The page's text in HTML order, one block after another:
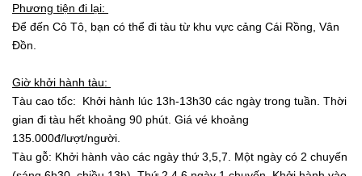
Phương tiện đi lại:
Để đến Cô Tô, bạn có thể đi tàu từ khu vực cảng Cái Rồng, Vân
Đồn.
Giờ khởi hành tàu:
Tàu cao tốc: Khởi hành lúc 13h-13h30 các ngày trong tuần. Thời
gian đi tàu hết khoảng 90 phút. Giá vé khoảng
135.000đ/lượt/người.
Tàu gỗ: Khởi hành vào các ngày thứ 3,5,7. Một ngày có 2 chuyến